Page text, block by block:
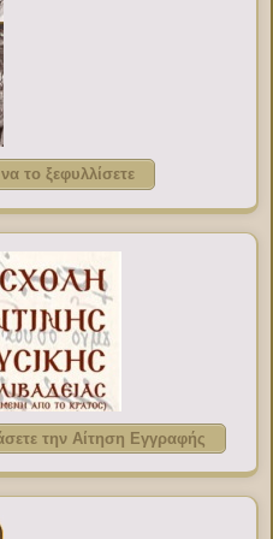
το ξεφυλλίσετε
την Αίτηση Εγγραφής